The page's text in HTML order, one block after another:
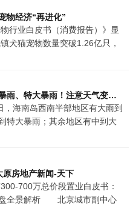
物经济“再进化”
行业白皮书（消费报告）》显
犬猫宠物数量突破1.26亿只，
海南部分地区将迎暴雨、特大暴雨！注意天气变化→
南岛西南半部地区有大雨到
特大暴雨；其余地区有中到大
房地产新闻-天下
700万总价段置业白皮书：
盘全景解析 北京城市副中心